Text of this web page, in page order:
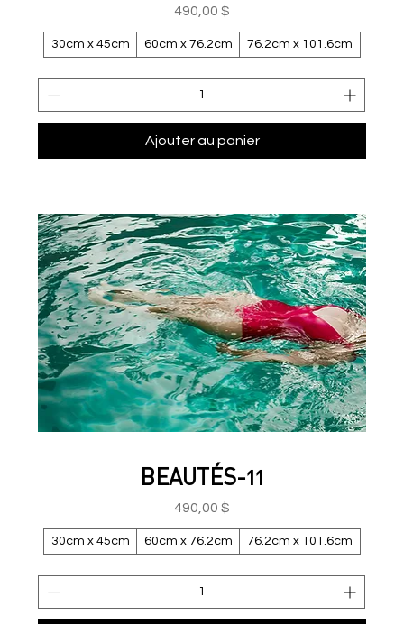
Prix
490,00 $
30cm x 45cm 60cm x 76.2cm 76.2cm x 101.6cm
Ajouter au panier
BEAUTÉS-11
Prix
490,00 $
30cm x 45cm 60cm x 76.2cm 76.2cm x 101.6cm